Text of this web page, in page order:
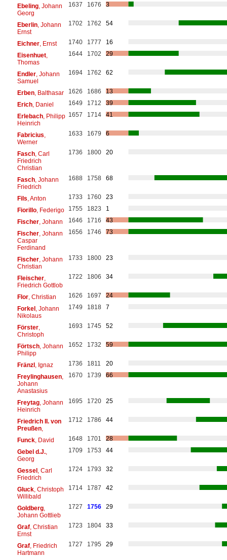
Ebeling, Johann
Georg
1637 1676 3
Eberlin, Johann
Ernst
1702 1762 54
Eichner, Ernst 1740 1777
16
Eisenhuet,
Thomas
1644 1702 29
Endler, Johann
Samuel
1694 1762 62
Erben, Balthasar 1626 1686
13
Erich, Daniel 1649 1712
39
Erlebach, Philipp
Heinrich
1657 1714 41
Fabricius
Werner
1633 1679 6
Fasch, Carl
Friedrich
Christian
1736 1800 20
Fasch, Johann
Friedrich
1688 1758 68
Fils , Anton 1733 1760
23
Fiorillo, Federigo 1755 1823
1
Fischer, Johann 1646 1716
43
Fischer, Johann
Caspar
Ferdinand
1656 1746 73
Fischer, Johann
Christian
1733 1800 23
Fleischer,
Friedrich Gottlob
1722 1806 34
Flor, Christian 1626 1697
24
Forkel, Johann
Nikolaus
1749 1818 7
Förster,
Christoph
1693 1745 52
Förtsch, Johann
Philipp
1652 1732 59
Fränzl, Ignaz 1736 1811
20
Freylinghausen,
Johann
Anastasius
1670 1739 66
Freytag, Johann
Heinrich
1695 1720 25
Friedrich II. von
Preußen,
1712 1786 44
Funck, David 1648 1701
28
Gebel d.J.,
Georg
1709 1753 44
Gessel, Carl
Friedrich
1724 1793 32
Gluck, Christoph
Willibald
1714 1787 42
Goldberg,
Johann Gottlieb
1727 1756 29
Graf, Christian
Ernst
1723 1804 33
Graf, Friedrich
Hartmann
1727 1795 29